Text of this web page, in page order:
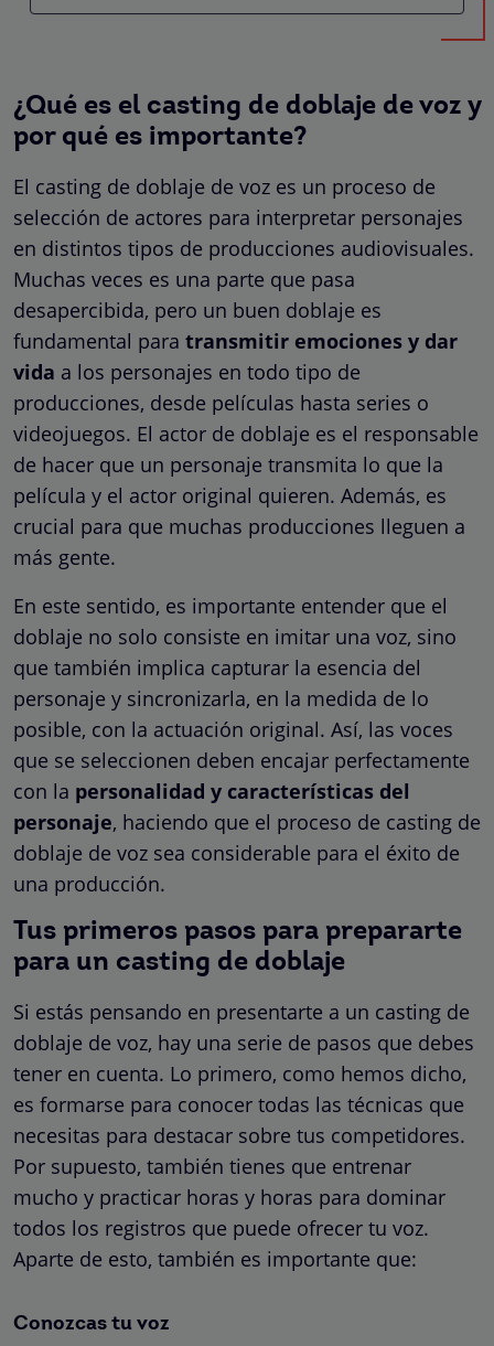
¿Qué es el casting de doblaje de voz y
por qué es importante?
El casting de doblaje de voz es un proceso de
selección de actores para interpretar personajes
en distintos tipos de producciones audiovisuales.
Muchas veces es una parte que pasa
desapercibida, pero un buen doblaje es
fundamental para transmitir emociones y dar
vida a los personajes en todo tipo de
producciones, desde películas hasta series o
videojuegos. El actor de doblaje es el responsable
de hacer que un personaje transmita lo que la
película y el actor original quieren. Además, es
crucial para que muchas producciones lleguen a
más gente.
En este sentido, es importante entender que el
doblaje no solo consiste en imitar una voz, sino
que también implica capturar la esencia del
personaje y sincronizarla, en la medida de lo
posible, con la actuación original. Así, las voces
que se seleccionen deben encajar perfectamente
con la personalidad y características del
personaje, haciendo que el proceso de casting de
doblaje de voz sea considerable para el éxito de
una producción.
Tus primeros pasos para prepararte
para un casting de doblaje
Si estás pensando en presentarte a un casting de
doblaje de voz, hay una serie de pasos que debes
tener en cuenta. Lo primero, como hemos dicho,
es formarse para conocer todas las técnicas que
necesitas para destacar sobre tus competidores.
Por supuesto, también tienes que entrenar
mucho y practicar horas y horas para dominar
todos los registros que puede ofrecer tu voz.
Aparte de esto, también es importante que:
Conozcas tu voz